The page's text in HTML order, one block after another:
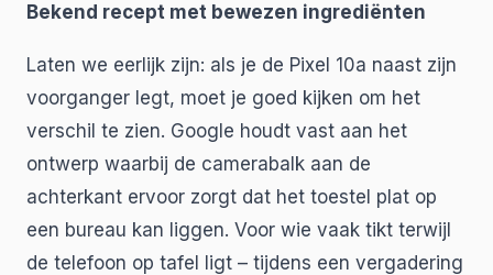
Bekend recept met bewezen ingrediënten
Laten we eerlijk zijn: als je de Pixel 10a naast zijn
voorganger legt, moet je goed kijken om het
verschil te zien. Google houdt vast aan het
ontwerp waarbij de camerabalk aan de
achterkant ervoor zorgt dat het toestel plat op
een bureau kan liggen. Voor wie vaak tikt terwijl
de telefoon op tafel ligt – tijdens een vergadering